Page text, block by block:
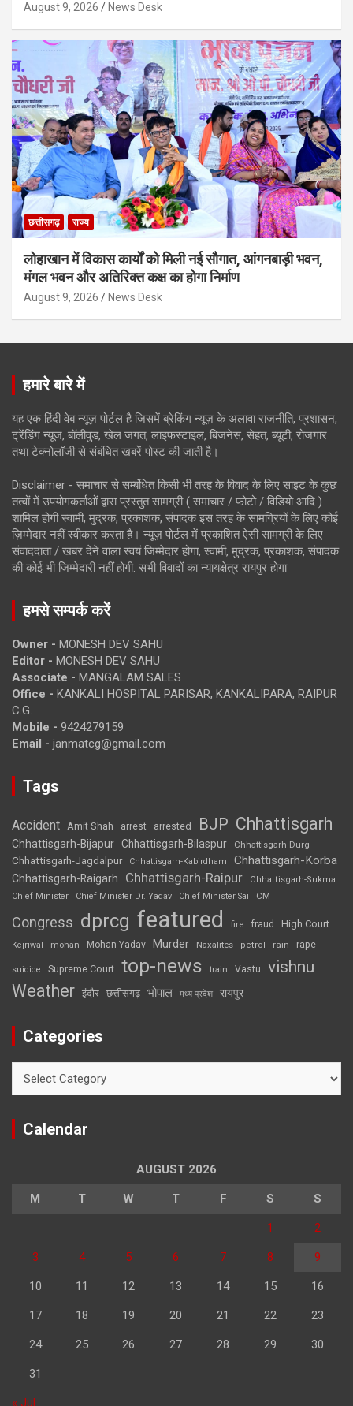
August 9, 2026 News Desk
छत्तीसगढ़ राज्य
लोहाखान में विकास कार्यों को मिली नई सौगात, आंगनबाड़ी भवन,
मंगल भवन और अतिरिक्त कक्ष का होगा निर्माण
August 9, 2026 News Desk
हमारे बारे में
यह एक हिंदी वेब न्यूज़ पोर्टल है जिसमें ब्रेकिंग न्यूज़ के अलावा राजनीति, प्रशासन,
ट्रेंडिंग न्यूज, बॉलीवुड, खेल जगत, लाइफस्टाइल, बिजनेस, सेहत, ब्यूटी, रोजगार
तथा टेक्नोलॉजी से संबंधित खबरें पोस्ट की जाती है।
Disclaimer - समाचार से सम्बंधित किसी भी तरह के विवाद के लिए साइट के कुछ
तत्वों में उपयोगकर्ताओं द्वारा प्रस्तुत सामग्री ( समाचार / फोटो / विडियो आदि )
शामिल होगी स्वामी, मुद्रक, प्रकाशक, संपादक इस तरह के सामग्रियों के लिए कोई
ज़िम्मेदार नहीं स्वीकार करता है। न्यूज़ पोर्टल में प्रकाशित ऐसी सामग्री के लिए
संवाददाता / खबर देने वाला स्वयं जिम्मेदार होगा, स्वामी, मुद्रक, प्रकाशक, संपादक
की कोई भी जिम्मेदारी नहीं होगी. सभी विवादों का न्यायक्षेत्र रायपुर होगा
हमसे सम्पर्क करें
Owner - MONESH DEV SAHU
Editor - MONESH DEV SAHU
Associate - MANGALAM SALES
Office - KANKALI HOSPITAL PARISAR, KANKALIPARA, RAIPUR
C.G.
Mobile - 9424279159
Email - janmatcg@gmail.com
Tags
Accident Amit Shah arrest arrested BJP Chhattisgarh
Chhattisgarh-Bijapur Chhattisgarh-Bilaspur Chhattisgarh-Durg
Chhattisgarh-Jagdalpur Chhattisgarh-Kabirdham Chhattisgarh-Korba
Chhattisgarh-Raigarh Chhattisgarh-Raipur
Chhattisgarh-Sukma
Chief Minister
Chief Minister Dr. Yadav Chief Minister Sai CM
Congress dprcg featured fire fraud High Court
Kejriwal mohan Mohan Yadav Murder Naxalites petrol rain rape
suicide Supreme Court top-news train Vastu vishnu
Weather इंदौर छत्तीसगढ़ भोपाल मध्य प्रदेश रायपुर
Categories
Calendar
AUGUST 2026
M T W T F S S
1 2
3 4 5 6 7 8 9
10 11 12 13 14 15 16
17 18 19 20 21 22 23
24 25 26 27 28 29 30
31
« Jul